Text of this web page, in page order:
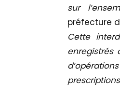
sur
préfecture
Cette
enregistrés